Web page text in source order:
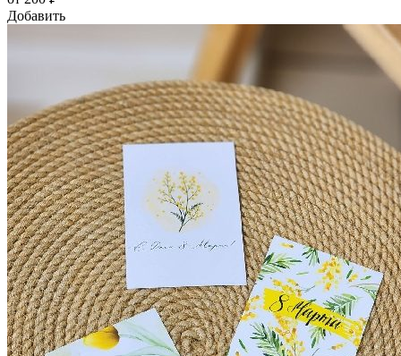
Добавить